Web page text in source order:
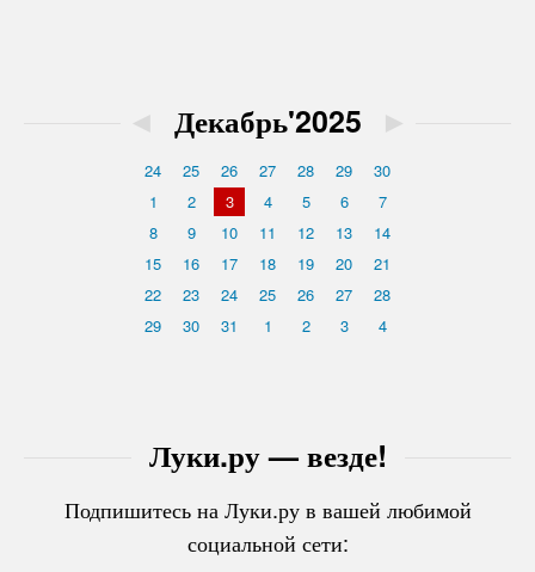
Луки.ру — везде!
Подпишитесь на Луки.ру в вашей любимой
социальной сети:
◄ Декабрь'2025 ►
24 25 26 27 28 29
30
1
2 3 4 5 6
7
8
9 10 11 12 13
14
15
16 17 18 19 20
21
22
23 24 25 26 27
28
29
30 31 1 2 3 4